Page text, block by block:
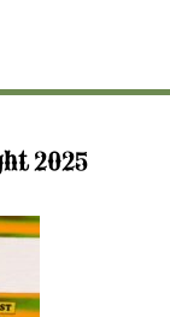
2025